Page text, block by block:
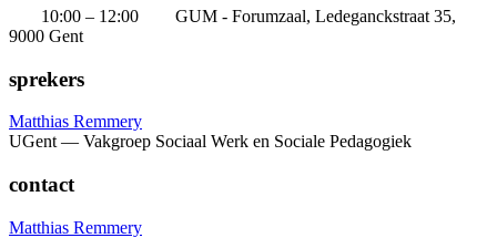
10:00 – 12:00
GUM - Forumzaal, Ledeganckstraat 35,
9000 Gent
sprekers
Matthias Remmery
UGent — Vakgroep Sociaal Werk en Sociale Pedagogiek
contact
Matthias Remmery